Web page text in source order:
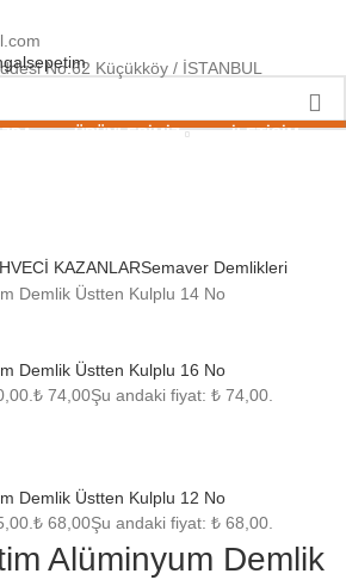
No:62 Küçükköy / İSTANBUL
ÜRÜNLERIMIZ İLETIŞIM
KAZANLARSemaver Demlikleri
Demlik Üstten Kulplu 14 No
Demlik Üstten Kulplu 16 No
₺ 74,00Şu andaki fiyat: ₺ 74,00.
Demlik Üstten Kulplu 12 No
₺ 68,00Şu andaki fiyat: ₺ 68,00.
Alüminyum Demlik